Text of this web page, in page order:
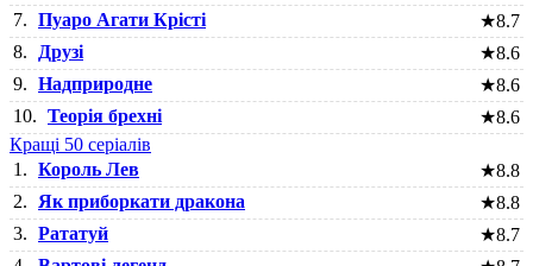
7. Пуаро Агати Крісті ★8.7
8.
Друзі ★8.6
9. Надприродне ★8.6
10. Теорія брехні ★8.6
Кращі 50 серіалів
1. Король Лев ★8.8
2.
Як приборкати дракона ★8.8
3. Рататуй ★8.7